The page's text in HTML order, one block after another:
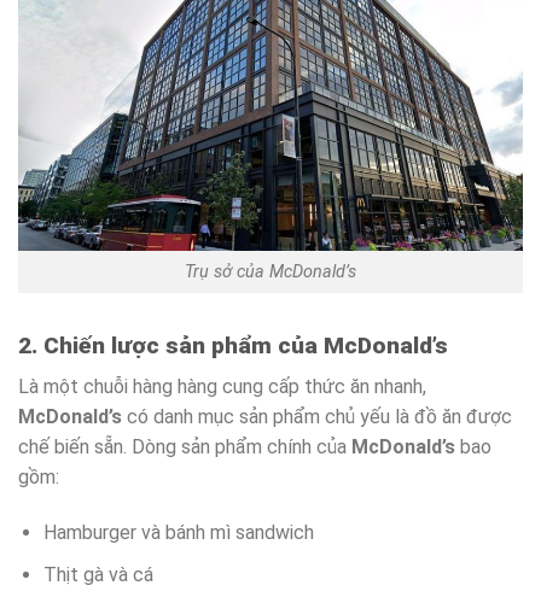
Trụ sở của McDonald’s
2. Chiến lược sản phẩm của McDonald’s
Là một chuỗi hàng hàng cung cấp thức ăn nhanh,
McDonald’s có danh mục sản phẩm chủ yếu là đồ ăn được
chế biến sẵn. Dòng sản phẩm chính của McDonald’s bao
gồm:
Hamburger và bánh mì sandwich
Thịt gà và cá